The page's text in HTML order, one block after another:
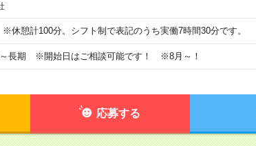
憩計100分。シフト制で表記のうち実働7時間30分です。
～長期 ※開始日はご相談可能です！ ※8月～！
応募する